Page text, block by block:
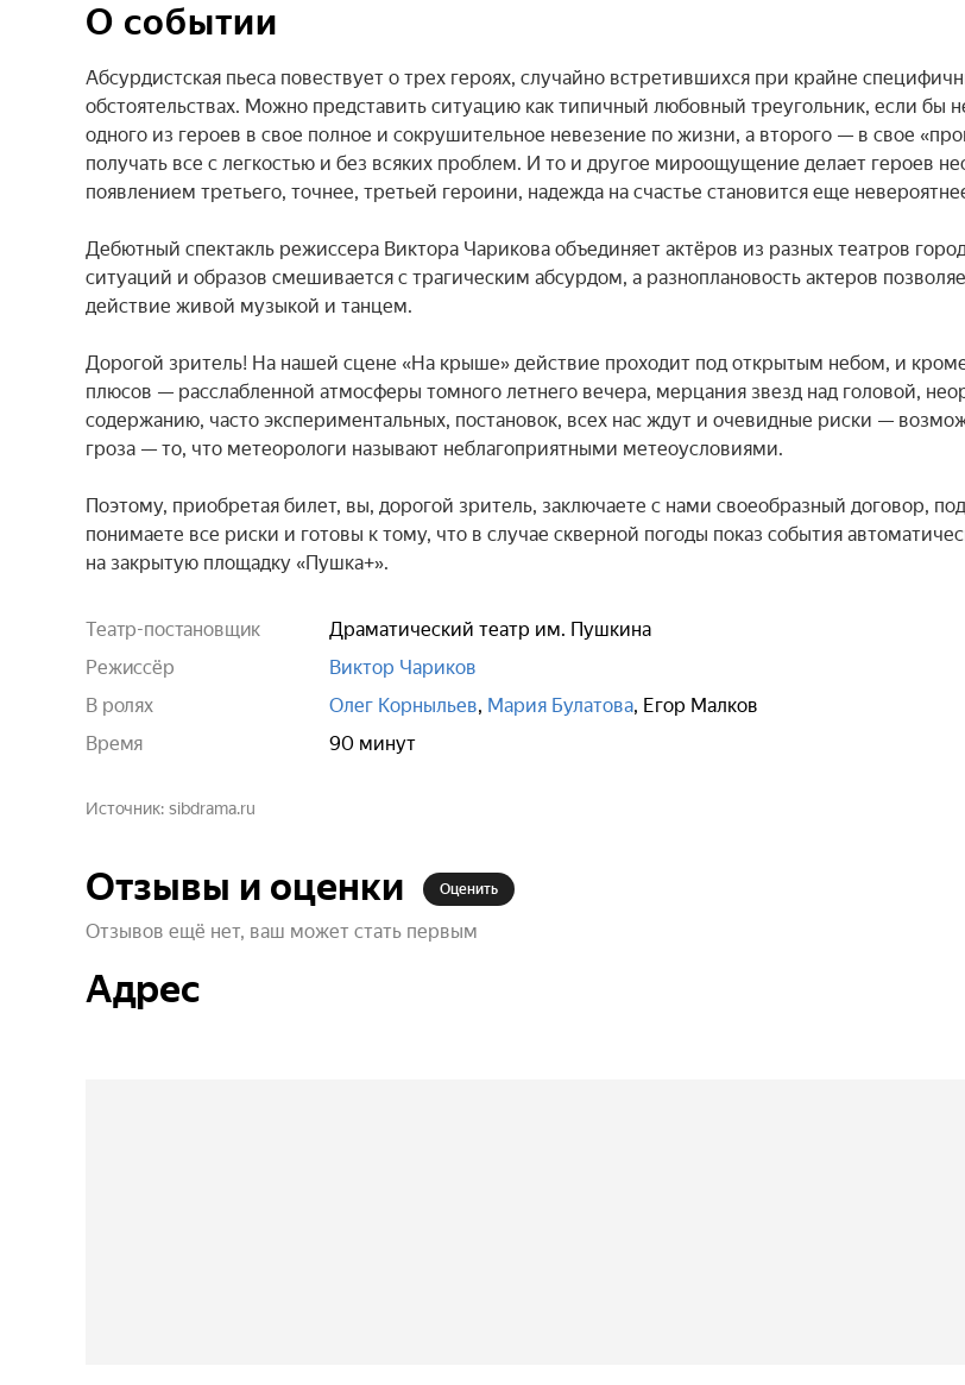
О событии
Абсурдистская пьеса повествует о трех героях, случайно встретившихся при крайне
обстоятельствах. Можно представить ситуацию как типичный любовный треугольник, если бы
одного из героев в свое полное и сокрушительное невезение по жизни, а второго — в свое
получать все с легкостью и без всяких проблем. И то и другое мироощущение делает героев
появлением третьего, точнее, третьей героини, надежда на счастье становится еще
Дебютный спектакль режиссера Виктора Чарикова объединяет актёров из разных театров
ситуаций и образов смешивается с трагическим абсурдом, а разноплановость актеров
действие живой музыкой и танцем.
Дорогой зритель! На нашей сцене «На крыше» действие проходит под открытым небом, и
плюсов — расслабленной атмосферы томного летнего вечера, мерцания звезд над головой,
содержанию, часто экспериментальных, постановок, всех нас ждут и очевидные риски —
гроза — то, что метеорологи называют неблагоприятными метеоусловиями.
Поэтому, приобретая билет, вы, дорогой зритель, заключаете с нами своеобразный договор,
понимаете все риски и готовы к тому, что в случае скверной погоды показ события
на закрытую площадку «Пушка+».
Театр-постановщик
Драматический театр им. Пушкина
Режиссёр
Виктор Чариков
В ролях
Олег Корныльев, Мария Булатова, Егор Малков
Время
90 минут
Источник sibdrama.ru
Отзывы и оценки Оценить
Отзывов ещё нет, ваш может стать первым
Адрес